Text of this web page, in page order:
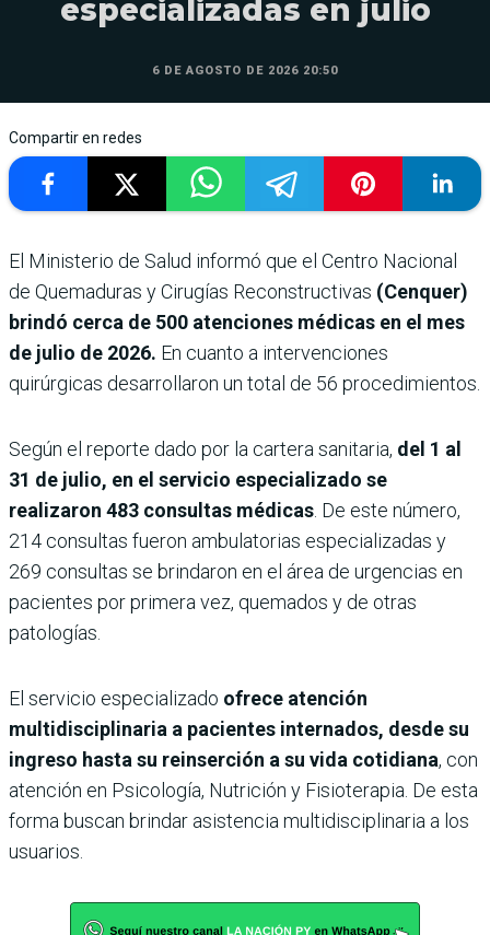
especializadas en julio
6 DE AGOSTO DE 2026 20:50
Compartir en redes
El Ministerio de Salud informó que el Centro Nacional
de Quemaduras y Cirugías Reconstructivas (Cenquer)
brindó cerca de 500 atenciones médicas en el mes
de julio de 2026. En cuanto a intervenciones
quirúrgicas desarrollaron un total de 56 procedimientos.
Según el reporte dado por la cartera sanitaria, del 1 al
31 de julio, en el servicio especializado se
realizaron 483 consultas médicas. De este número,
214 consultas fueron ambulatorias especializadas y
269 consultas se brindaron en el área de urgencias en
pacientes por primera vez, quemados y de otras
patologías.
El servicio especializado ofrece atención
multidisciplinaria a pacientes internados, desde su
ingreso hasta su reinserción a su vida cotidiana, con
atención en Psicología, Nutrición y Fisioterapia. De esta
forma buscan brindar asistencia multidisciplinaria a los
usuarios.